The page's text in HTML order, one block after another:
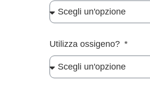
Utilizza ossigeno?